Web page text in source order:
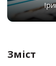
Зміст